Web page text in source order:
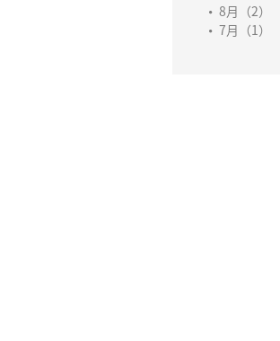
8月（2）
7月（1）